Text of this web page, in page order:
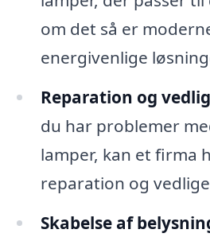
om det så er
energivenlige
Reparation og
du har problemer
lamper, kan et firma
reparation og
Skabelse af